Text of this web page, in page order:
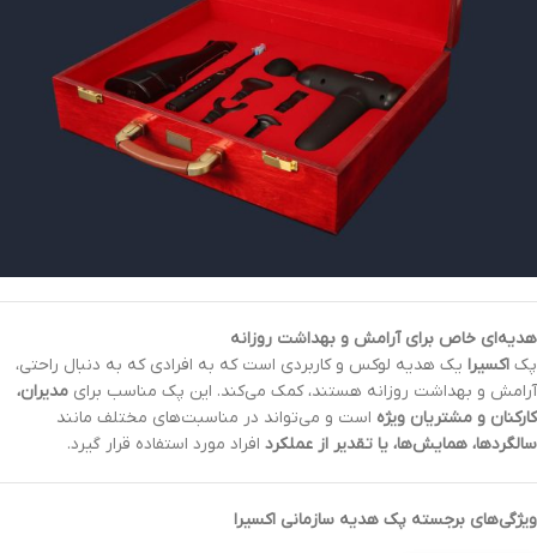
هدیه‌ای خاص برای آرامش و بهداشت روزانه
پک اکسیرا یک هدیه لوکس و کاربردی است که به افرادی که به دنبال راحتی،
آرامش و بهداشت روزانه هستند، کمک می‌کند. این پک مناسب برای مدیران،
کارکنان و مشتریان ویژه است و می‌تواند در مناسبت‌های مختلف مانند
سالگردها، همایش‌ها، یا تقدیر از عملکرد افراد مورد استفاده قرار گیرد.
ویژگی‌های برجسته پک هدیه سازمانی اکسیرا